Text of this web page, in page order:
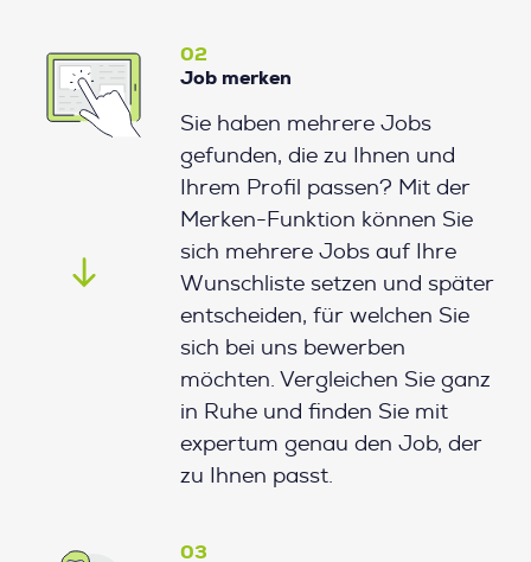
02
Job merken
Sie haben mehrere Jobs
gefunden, die zu Ihnen und
Ihrem Profil passen? Mit der
Merken-Funktion können Sie
sich mehrere Jobs auf Ihre
Wunschliste setzen und später
entscheiden, für welchen Sie
sich bei uns bewerben
möchten. Vergleichen Sie ganz
in Ruhe und finden Sie mit
expertum genau den Job, der
zu Ihnen passt.
03